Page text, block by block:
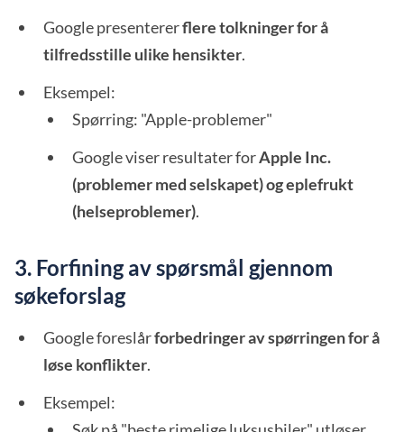
Google presentererflere tolkninger for å
tilfredsstille ulike hensikter.
Eksempel:
Spørring: "Apple-problemer"
Google viser resultater forApple Inc.
(problemer med selskapet) og eplefrukt
(helseproblemer).
3. Forfining av spørsmål gjennom
søkeforslag
Google foreslårforbedringer av spørringen for å
løse konflikter.
Eksempel: